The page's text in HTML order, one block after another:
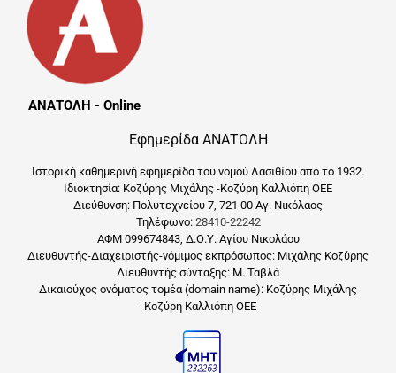
ΑΝΑΤΟΛΗ - Online
Εφημερίδα ΑΝΑΤΟΛΗ
Ιστορική καθημερινή εφημερίδα του νομού Λασιθίου από το 1932.
Ιδιοκτησία: Κοζύρης Μιχάλης -Κοζύρη Καλλιόπη ΟΕΕ
Διεύθυνση: Πολυτεχνείου 7, 721 00 Αγ. Νικόλαος
Τηλέφωνο: 28410-22242
ΑΦΜ 099674843, Δ.Ο.Υ. Αγίου Νικολάου
Διευθυντής-Διαχειριστής-νόμιμος εκπρόσωπος: Μιχάλης Κοζύρης
Διευθυντής σύνταξης: Μ. Ταβλά
Δικαιούχος ονόματος τομέα (domain name): Κοζύρης Μιχάλης
-Κοζύρη Καλλιόπη ΟΕΕ